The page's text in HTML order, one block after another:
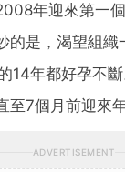
年迎來第一
的是，渴望組織
14年都好孕不
至7個月前迎來
ADVERTISEMENT